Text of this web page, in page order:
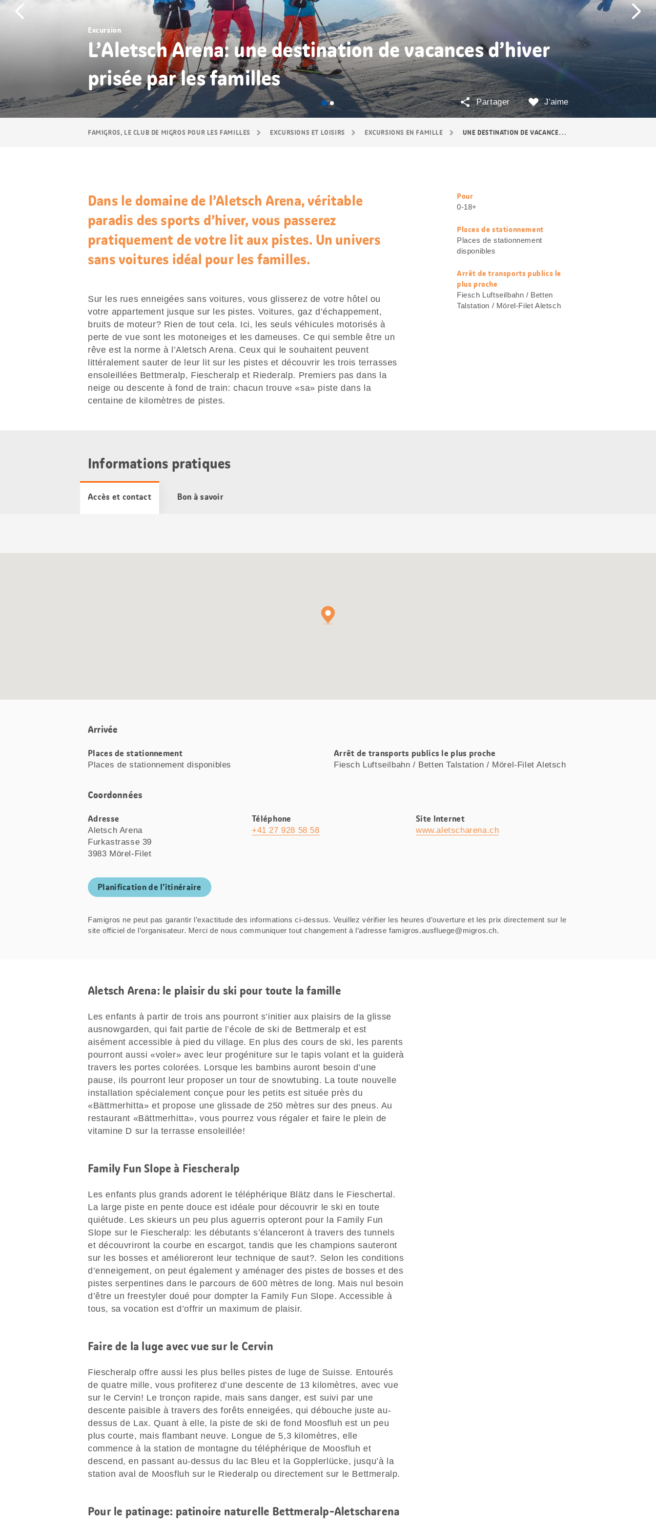
FAMIGROS, LE CLUB DE MIGROS POUR LES FAMILLES EXCURSIONS ET LOISIRS EXCURSIONS EN FAMILLE UNE DESTINATION DE VACANCES D’HIVER: L’ALETSCH ARENA
Excursion
L’Aletsch Arena: une destination de vacances d’hiver
prisée par les familles
J’aime
Partager
Dans le domaine de l’Aletsch Arena, véritable
paradis des sports d’hiver, vous passerez
pratiquement de votre lit aux pistes. Un univers
sans voitures idéal pour les familles.
Sur les rues enneigées sans voitures, vous glisserez de votre hôtel ou
votre appartement jusque sur les pistes. Voitures, gaz d’échappement,
bruits de moteur? Rien de tout cela. Ici, les seuls véhicules motorisés à
perte de vue sont les motoneiges et les dameuses. Ce qui semble être un
rêve est la norme à l’Aletsch Arena. Ceux qui le souhaitent peuvent
littéralement sauter de leur lit sur les pistes et découvrir les trois terrasses
ensoleillées Bettmeralp, Fiescheralp et Riederalp. Premiers pas dans la
neige ou descente à fond de train: chacun trouve «sa» piste dans la
centaine de kilomètres de pistes.
Informations
utiles
Pour
0-18+
Places de stationnement
Places de stationnement
disponibles
Arrêt de transports publics le
plus proche
Fiesch Luftseilbahn / Betten
Talstation / Mörel-Filet Aletsch
Informations pratiques
Accès et contact Bon à savoir
Arrivée
Places de stationnement
Places de stationnement disponibles
Arrêt de transports publics le plus proche
Fiesch Luftseilbahn / Betten Talstation / Mörel-Filet Aletsch
Coordonnées
Adresse
Aletsch Arena
Furkastrasse 39
3983 Mörel-Filet
Téléphone
+41 27 928 58 58
Site Internet
www.aletscharena.ch
Planification de l’itinéraire
Famigros ne peut pas garantir l’exactitude des informations ci-dessus. Veuillez vérifier les heures d’ouverture et les prix directement sur le
site officiel de l’organisateur. Merci de nous communiquer tout changement à l’adresse famigros.ausfluege@migros.ch.
Aletsch Arena: le plaisir du ski pour toute la famille
Les enfants à partir de trois ans pourront s’initier aux plaisirs de la glisse
ausnowgarden, qui fait partie de l’école de ski de Bettmeralp et est
aisément accessible à pied du village. En plus des cours de ski, les parents
pourront aussi «voler» avec leur progéniture sur le tapis volant et la guiderà
travers les portes colorées. Lorsque les bambins auront besoin d’une
pause, ils pourront leur proposer un tour de snowtubing. La toute nouvelle
installation spécialement conçue pour les petits est située près du
«Bättmerhitta» et propose une glissade de 250 mètres sur des pneus. Au
restaurant «Bättmerhitta», vous pourrez vous régaler et faire le plein de
vitamine D sur la terrasse ensoleillée!
Family Fun Slope à Fiescheralp
Les enfants plus grands adorent le téléphérique Blätz dans le Fieschertal.
La large piste en pente douce est idéale pour découvrir le ski en toute
quiétude. Les skieurs un peu plus aguerris opteront pour la Family Fun
Slope sur le Fiescheralp: les débutants s’élanceront à travers des tunnels
et découvriront la courbe en escargot, tandis que les champions sauteront
sur les bosses et amélioreront leur technique de saut?. Selon les conditions
d’enneigement, on peut également y aménager des pistes de bosses et des
pistes serpentines dans le parcours de 600 mètres de long. Mais nul besoin
d’être un freestyler doué pour dompter la Family Fun Slope. Accessible à
tous, sa vocation est d’offrir un maximum de plaisir.
Faire de la luge avec vue sur le Cervin
Fiescheralp offre aussi les plus belles pistes de luge de Suisse. Entourés
de quatre mille, vous profiterez d’une descente de 13 kilomètres, avec vue
sur le Cervin! Le tronçon rapide, mais sans danger, est suivi par une
descente paisible à travers des forêts enneigées, qui débouche juste au-
dessus de Lax. Quant à elle, la piste de ski de fond Moosfluh est un peu
plus courte, mais flambant neuve. Longue de 5,3 kilomètres, elle
commence à la station de montagne du téléphérique de Moosfluh et
descend, en passant au-dessus du lac Bleu et la Gopplerlücke, jusqu’à la
station aval de Moosfluh sur le Riederalp ou directement sur le Bettmeralp.
Pour le patinage: patinoire naturelle Bettmeralp-Aletscharena